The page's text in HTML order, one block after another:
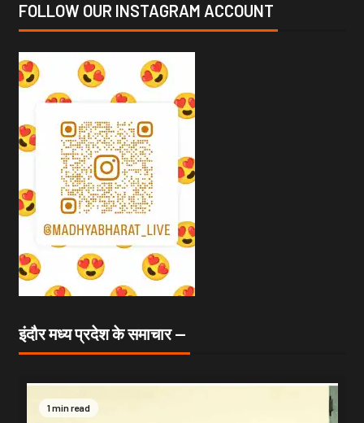
FOLLOW OUR INSTAGRAM ACCOUNT
इंदौर मध्य प्रदेश के समाचार —
1 min read